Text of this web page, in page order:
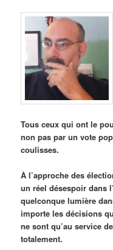
Tous ceux qui ont le
non pas par un vote
coulisses.
À l’approche des
un réel désespoir dans
quelconque lumière
importe les décisions
ne sont qu’au service
totalement.